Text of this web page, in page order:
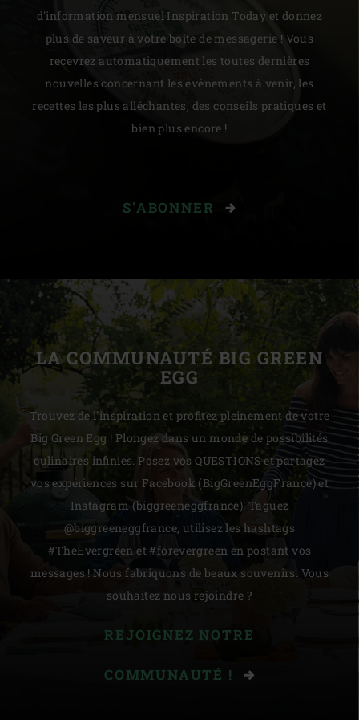
d'information mensuel Inspiration Today et donnez
plus de saveur à votre boîte de messagerie ! Vous
recevrez automatiquement les toutes dernières
nouvelles concernant les événements à venir, les
recettes les plus alléchantes, des conseils pratiques et
bien plus encore !
S'ABONNER
LA COMMUNAUTÉ BIG GREEN
EGG
Trouvez de l'inspiration et profitez pleinement de votre
Big Green Egg ! Plongez dans un monde de possibilités
culinaires infinies. Posez vos QUESTIONS et partagez
vos expériences sur Facebook (BigGreenEggFrance) et
Instagram (biggreeneggfrance). Taguez
@biggreeneggfrance, utilisez les hashtags
#TheEvergreen et #forevergreen en postant vos
messages ! Nous fabriquons de beaux souvenirs. Vous
souhaitez nous rejoindre ?
REJOIGNEZ NOTRE
COMMUNAUTÉ !